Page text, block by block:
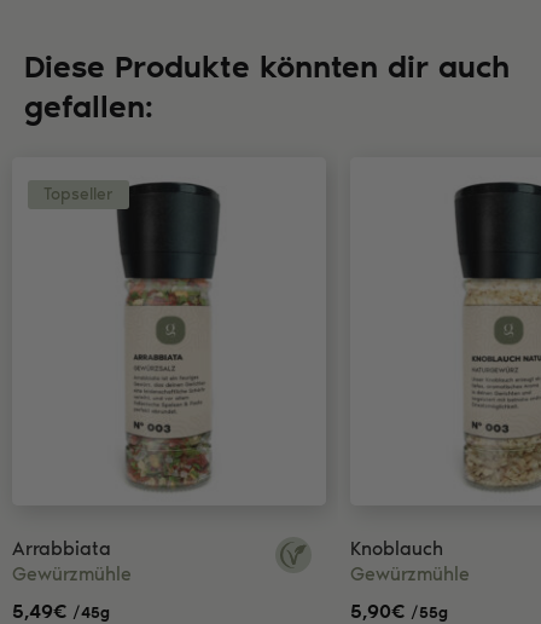
Diese Produkte könnten dir auch
gefallen:
Topseller
Arrabbiata
Gewürzmühle
5,49€ /45g
Knoblauch
Gewürzmühle
5,90€ /55g